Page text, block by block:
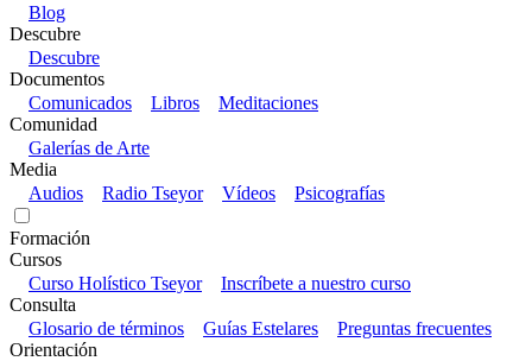
Blog
Descubre
Descubre
Documentos
Comunicados
Libros
Meditaciones
Comunidad
Galerías de Arte
Media
Audios
Radio Tseyor Vídeos Psicografías
Formación
Cursos
Curso Holístico Tseyor
Inscríbete a nuestro curso
Consulta
Glosario de términos
Guías Estelares
Preguntas frecuentes
Orientación